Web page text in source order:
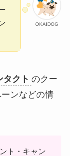
OKAIDOG
タクト のクー
ンなどの情
ト・キャン